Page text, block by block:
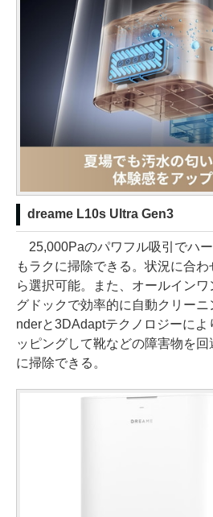
dreame L10s Ultra Gen3
25,000Paのパワフル吸引でハ
もラクに掃除できる。状況に合
ら選択可能。また、オールイン
グドックで効率的に自動クリー
nderと3DAdaptテクノロジーによ
ッピングして靴などの障害物を
に掃除できる。